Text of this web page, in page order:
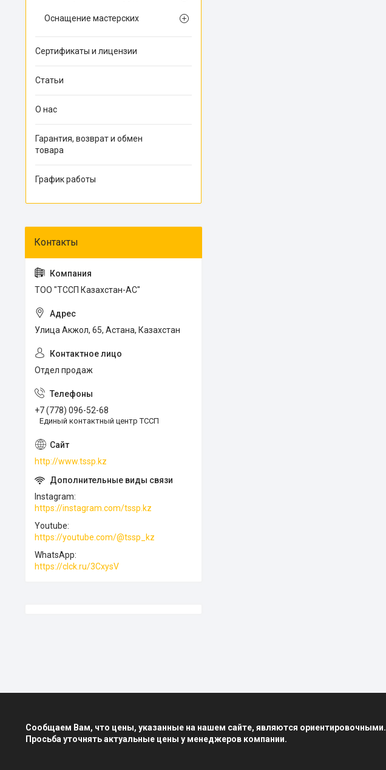
Оснащение мастерских
Сертификаты и лицензии
Статьи
О нас
Гарантия, возврат и обмен
товара
График работы
ТОО "ТССП Казахстан-АС"
Улица Акжол, 65, Астана, Казахстан
Отдел продаж
+7 (778) 096-52-68
Единый контактный центр ТССП
http://www.tssp.kz
Instagram
https://instagram.com/tssp.kz
Youtube
https://youtube.com/@tssp_kz
WhatsApp
https://clck.ru/3CxysV
Сообщаем Вам, что цены, указанные на нашем сайте, являются ориентировочными.
Просьба уточнять актуальные цены у менеджеров компании.